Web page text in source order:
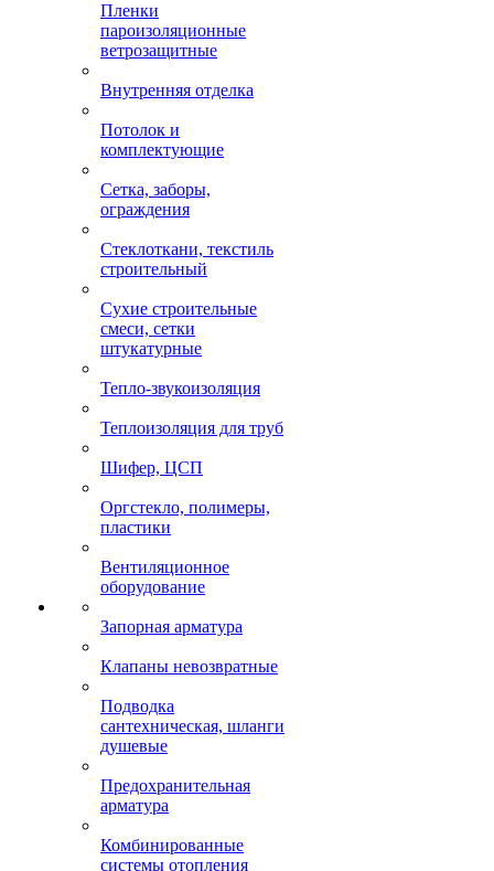
Пленки
пароизоляционные
ветрозащитные
Внутренняя отделка
Потолок и
комплектующие
Сетка, заборы,
ограждения
Стеклоткани, текстиль
строительный
Сухие строительные
смеси, сетки
штукатурные
Тепло-звукоизоляция
Теплоизоляция для труб
Шифер, ЦСП
Оргстекло, полимеры,
пластики
Вентиляционное
оборудование
Запорная арматура
Клапаны невозвратные
Подводка
сантехническая, шланги
душевые
Предохранительная
арматура
Комбинированные
системы отопления